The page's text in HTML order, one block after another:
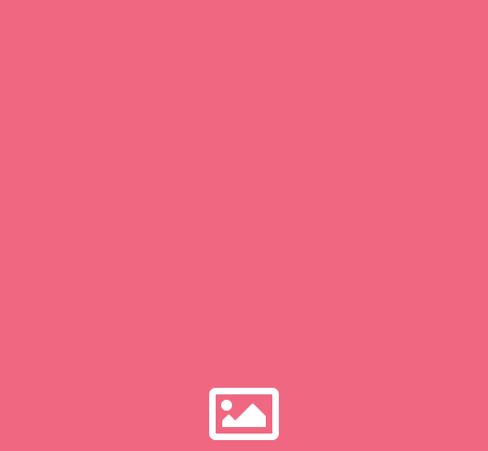
Lorem ipsum dolor sit amet, consectetur adipisicing elit, sed
do eiusmod tempor incididunt ut labore.